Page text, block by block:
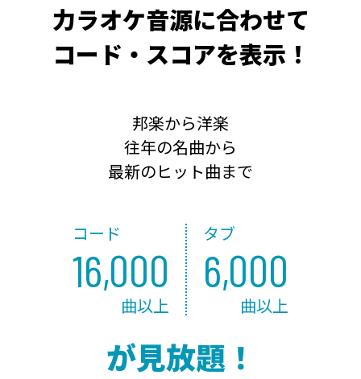
力ラオケ音源に合わせて
コード・スコアを表示！
邦楽から洋楽
往年の名曲から
最新のヒット曲まで
コード
16,000
曲以上
タブ
6,000
曲以上
が見放題！